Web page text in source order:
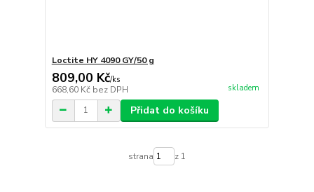
Loctite HY 4090 GY/50 g
809,00 Kč/ks
668,60 Kč bez DPH skladem
Přidat do košíku
strana z 1